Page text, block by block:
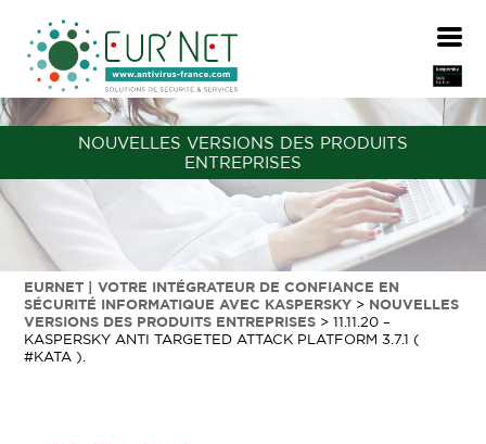
NOUVELLES VERSIONS DES PRODUITS
ENTREPRISES
EURNET | VOTRE INTÉGRATEUR DE CONFIANCE EN
SÉCURITÉ INFORMATIQUE AVEC KASPERSKY > NOUVELLES
VERSIONS DES PRODUITS ENTREPRISES >11.11.20 –
KASPERSKY ANTI TARGETED ATTACK PLATFORM 3.7.1 (
#KATA ).